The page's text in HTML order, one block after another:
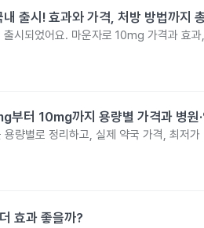
출시! 효과와 가격, 처방 방법까지
시되었어요. 마운자로 10mg 가격과 효
부터 10mg까지 용량별 가격과 병원
량별로 정리하고, 실제 약국 가격, 최저가
효과 좋을까?